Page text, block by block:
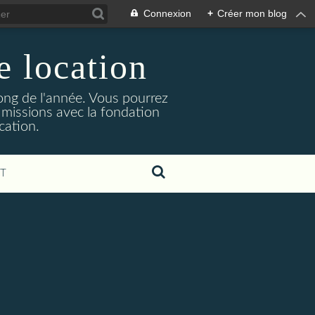
Connexion + Créer mon blog
location
de l'année. Vous pourrez
avec la fondation